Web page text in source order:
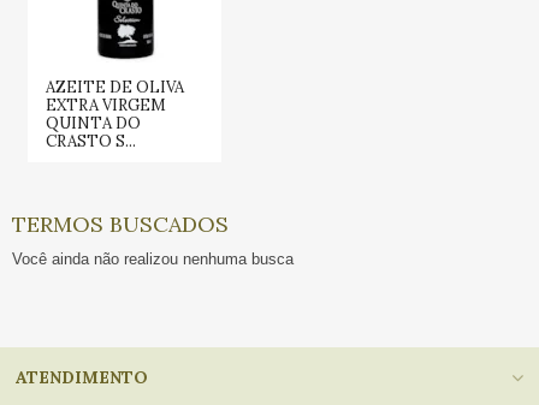
AZEITE DE OLIVA
EXTRA VIRGEM
QUINTA DO
CRASTO S...
TERMOS BUSCADOS
Você ainda não realizou nenhuma busca
ATENDIMENTO